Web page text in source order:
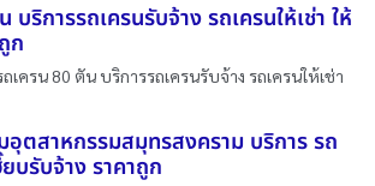
บริการรถเครนรับจ้าง รถเครนให้เช่า ให้
ก
เครน 80 ตัน บริการรถเครนรับจ้าง รถเครนให้เช่า
อุตสาหกรรมสมุทรสงคราม บริการ รถ
บรับจ้าง ราคาถูก